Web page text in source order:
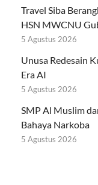
Travel Siba
HSN MWCNU
5 Agustus 2026
Unusa Redesain
Era AI
5 Agustus 2026
SMP Al Muslim
Bahaya Narkoba
5 Agustus 2026